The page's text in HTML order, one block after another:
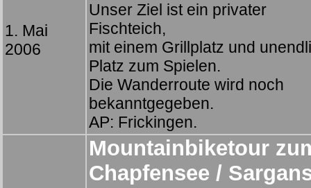
1. Mai
2006
Unser Ziel ist ein privater
Fischteich,
mit einem Grillplatz und
Platz zum Spielen.
Die Wanderroute wird noch
bekanntgegeben.
AP: Frickingen.
Mountainbiketour
Chapfensee /